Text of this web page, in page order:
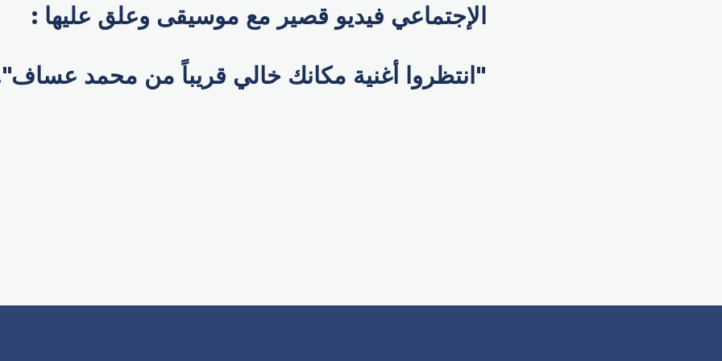
الإجتماعي فيديو قصير مع موسيقى وعلق عليها :
"انتظروا أغنية مكانك خالي قريباً من محمد